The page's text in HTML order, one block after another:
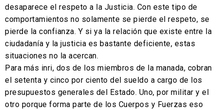
desaparece el respeto a la Justicia. Con este tipo de
comportamientos no solamente se pierde el respeto, se
pierde la confianza. Y si ya la relación que existe entre la
ciudadanía y la justicia es bastante deficiente, estas
situaciones no la acercan.
Para más inri, dos de los miembros de la manada, cobran
el setenta y cinco por ciento del sueldo a cargo de los
presupuestos generales del Estado. Uno, por militar y el
otro porque forma parte de los Cuerpos y Fuerzas eso